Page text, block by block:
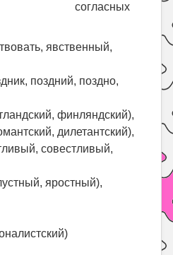
согласных
явственный,
поздний, поздно,
финляндский),
дилетантский),
совестливый,
яростный),